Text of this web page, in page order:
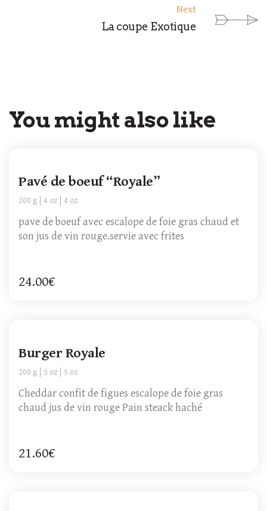
Next
La coupe Exotique
You might also like
Pavé de boeuf “Royale”
200 g 4 oz 4 oz
pave de boeuf avec escalope de foie gras chaud et
son jus de vin rouge.servie avec frites
24.00€
Burger Royale
200 g 5 oz 5 oz
Cheddar confit de figues escalope de foie gras
chaud jus de vin rouge Pain steack haché
21.60€